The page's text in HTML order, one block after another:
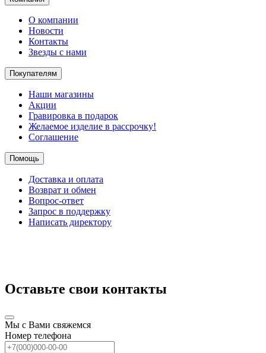
О компании
Новости
Контакты
Звезды с нами
Покупателям
Наши магазины
Акции
Гравировка в подарок
Желаемое изделие в рассрочку!
Соглашение
Помощь
Доставка и оплата
Возврат и обмен
Вопрос-ответ
Запрос в поддержку
Написать директору
Оставьте свои контакты
Мы с Вами свяжемся
Номер телефона